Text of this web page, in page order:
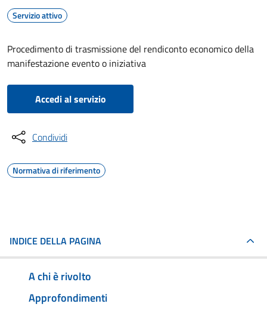
Servizio attivo
Procedimento di trasmissione del rendiconto economico della
manifestazione evento o iniziativa
Accedi al servizio
Condividi
Normativa di riferimento
INDICE DELLA PAGINA
A chi è rivolto
Approfondimenti